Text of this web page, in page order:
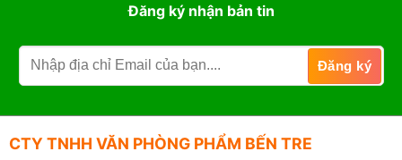
Đăng ký nhận bản tin
CTY TNHH VĂN PHÒNG PHẨM BẾN TRE